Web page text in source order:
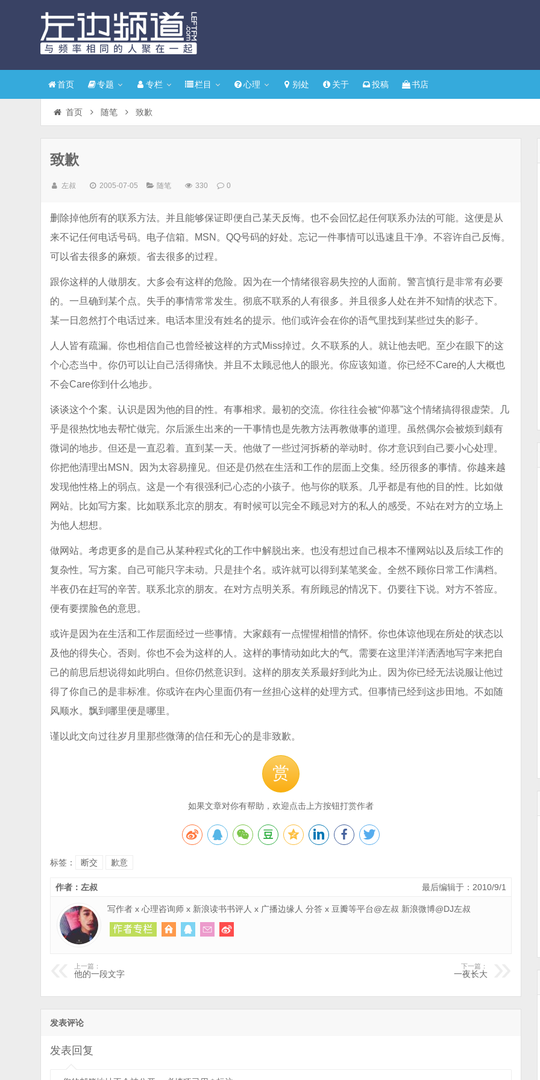
首页 专题 专栏 栏目 心理 别处 关于 投稿 书店
首页 随笔 致歉
致歉
左叔 2005-07-05 随笔 330 0
删除掉他所有的联系方法。并且能够保证即便自己某天反悔。也不会回忆起任何联系办法的可能。这便是从
来不记任何电话号码。电子信箱。MSN。QQ号码的好处。忘记一件事情可以迅速且干净。不容许自己反悔。
可以省去很多的麻烦。省去很多的过程。
跟你这样的人做朋友。大多会有这样的危险。因为在一个情绪很容易失控的人面前。警言慎行是非常有必要
的。一旦确到某个点。失手的事情常常发生。彻底不联系的人有很多。并且很多人处在并不知情的状态下。
某一日忽然打个电话过来。电话本里没有姓名的提示。他们或许会在你的语气里找到某些过失的影子。
人人皆有疏漏。你也相信自己也曾经被这样的方式Miss掉过。久不联系的人。就让他去吧。至少在眼下的这
个心态当中。你仍可以让自己活得痛快。并且不太顾忌他人的眼光。你应该知道。你已经不Care的人大概也
不会Care你到什么地步。
谈谈这个个案。认识是因为他的目的性。有事相求。最初的交流。你往往会被“仰慕”这个情绪搞得很虚荣。几
乎是很热忱地去帮忙做完。尔后派生出来的一干事情也是先教方法再教做事的道理。虽然偶尔会被烦到颇有
微词的地步。但还是一直忍着。直到某一天。他做了一些过河拆桥的举动时。你才意识到自己要小心处理。
你把他清理出MSN。因为太容易撞见。但还是仍然在生活和工作的层面上交集。经历很多的事情。你越来越
发现他性格上的弱点。这是一个有很强利己心态的小孩子。他与你的联系。几乎都是有他的目的性。比如做
网站。比如写方案。比如联系北京的朋友。有时候可以完全不顾忌对方的私人的感受。不站在对方的立场上
为他人想想。
做网站。考虑更多的是自己从某种程式化的工作中解脱出来。也没有想过自己根本不懂网站以及后续工作的
复杂性。写方案。自己可能只字未动。只是挂个名。或许就可以得到某笔奖金。全然不顾你日常工作满档。
半夜仍在赶写的辛苦。联系北京的朋友。在对方点明关系。有所顾忌的情况下。仍要往下说。对方不答应。
便有要摆脸色的意思。
或许是因为在生活和工作层面经过一些事情。大家颇有一点惺惺相惜的情怀。你也体谅他现在所处的状态以
及他的得失心。否则。你也不会为这样的人。这样的事情动如此大的气。需要在这里洋洋洒洒地写字来把自
己的前思后想说得如此明白。但你仍然意识到。这样的朋友关系最好到此为止。因为你已经无法说服让他过
得了你自己的是非标准。你或许在内心里面仍有一丝担心这样的处理方式。但事情已经到这步田地。不如随
风顺水。飘到哪里便是哪里。
谨以此文向过往岁月里那些微薄的信任和无心的是非致歉。
赏
如果文章对你有帮助，欢迎点击上方按钮打赏作者
标签： 断交 歉意
最后编辑于：2010/9/1
作者：左叔
写作者 x 心理咨询师 x 新浪读书书评人 x 广播边缘人 分答 x 豆瓣等平台@左叔 新浪微博@DJ左叔
上一篇：
他的一段文字
下一篇：
一夜长大
发表评论
发表回复